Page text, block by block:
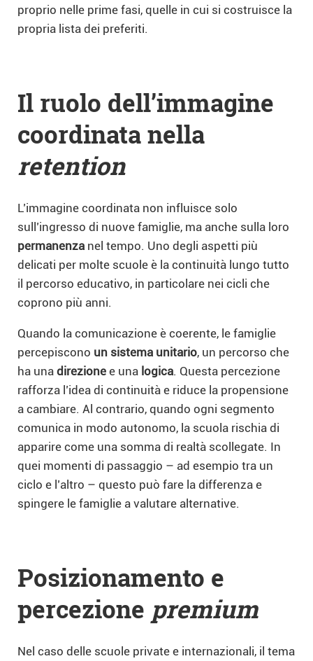
proprio nelle prime fasi, quelle in cui si costruisce la
propria lista dei preferiti.
Il ruolo dell’immagine
coordinata nella
retention
L’immagine coordinata non influisce solo
sull’ingresso di nuove famiglie, ma anche sulla loro
permanenza nel tempo. Uno degli aspetti più
delicati per molte scuole è la continuità lungo tutto
il percorso educativo, in particolare nei cicli che
coprono più anni.
Quando la comunicazione è coerente, le famiglie
percepiscono un sistema unitario, un percorso che
ha una direzione e una logica. Questa percezione
rafforza l’idea di continuità e riduce la propensione
a cambiare. Al contrario, quando ogni segmento
comunica in modo autonomo, la scuola rischia di
apparire come una somma di realtà scollegate. In
quei momenti di passaggio – ad esempio tra un
ciclo e l’altro – questo può fare la differenza e
spingere le famiglie a valutare alternative.
Posizionamento e
percezione premium
Nel caso delle scuole private e internazionali, il tema